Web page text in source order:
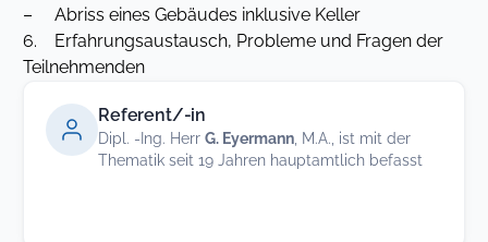
– Abriss eines Gebäudes inklusive Keller
6. Erfahrungsaustausch, Probleme und Fragen der
Teilnehmenden
Referent/-in
Dipl. -Ing. Herr G. Eyermann , M.A., ist mit der
Thematik seit 19 Jahren hauptamtlich befasst